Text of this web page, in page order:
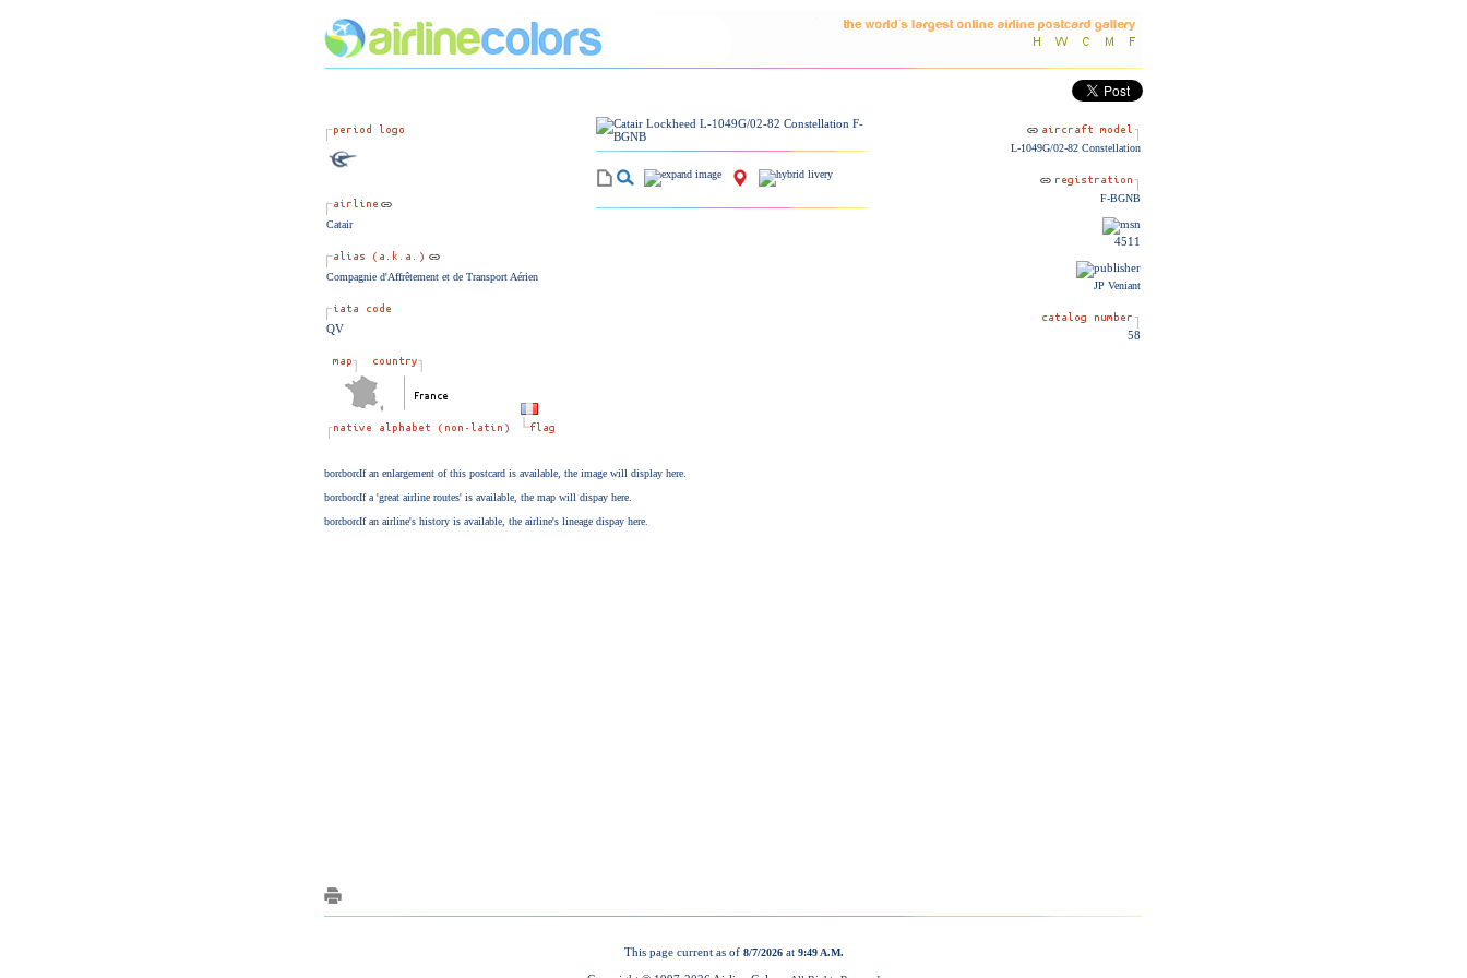
Catair
Compagnie d'Affrêtement et de Transport Aérien
QV
L-1049G/02-82 Constellation
F-BGNB
4511
JP Veniant
58
This page current as of 8/7/2026at 9:49 A.M.